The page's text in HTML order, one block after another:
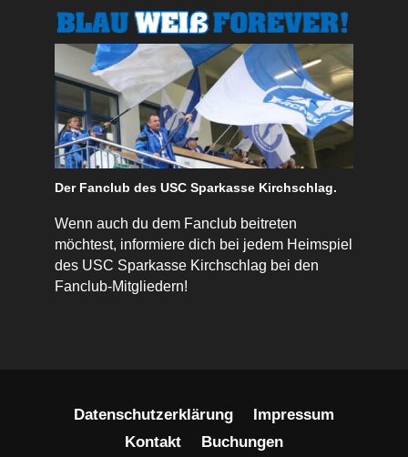
Der Fanclub des USC Sparkasse Kirchschlag.
Wenn auch du dem Fanclub beitreten
möchtest, informiere dich bei jedem Heimspiel
des USC Sparkasse Kirchschlag bei den
Fanclub-Mitgliedern!
Datenschutzerklärung
Impressum
Kontakt
Buchungen